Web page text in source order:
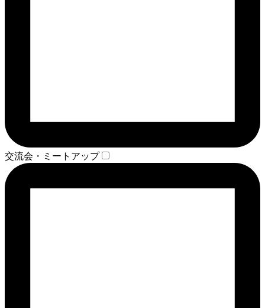
交流会・ミートアップ